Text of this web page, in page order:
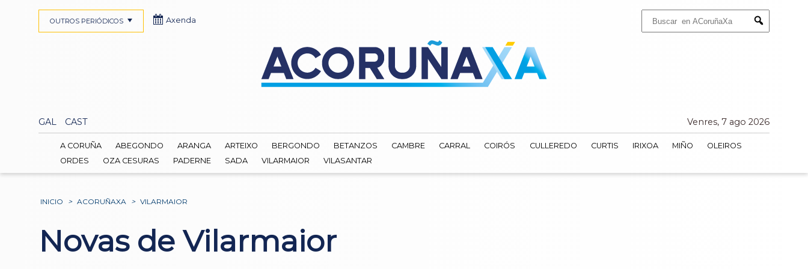
Submit
GAL CAST Venres, 7 ago 2026
OUTROS PERIÓDICOS Axenda
A CORUÑA ABEGONDO ARANGA ARTEIXO BERGONDO BETANZOS CAMBRE CARRAL COIRÓS CULLEREDO CURTIS IRIXOA MIÑO
OLEIROS
ORDES
OZA CESURAS PADERNE SADA VILARMAIOR VILASANTAR
INICIO > ACORUÑAXA > VILARMAIOR
Novas de Vilarmaior